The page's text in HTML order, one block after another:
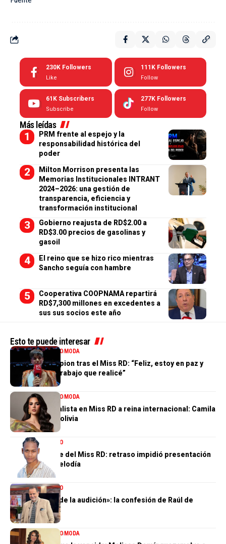
230K Followers
Like
111K Followers
Follow
61K Subscribers
Subscribe
277K Followers
Follow
Más leídas
PRM frente al espejo y la
responsabilidad histórica del
poder
Milton Morrison presenta las
Memorias Institucionales INTRANT
2024–2026: una gestión de
transparencia, eficiencia y
transformación institucional
Gobierno reajusta de RD$2.00 a
RD$3.00 precios de gasolinas y
gasoil
El reino que se hizo rico mientras
Sancho seguía con hambre
Cooperativa COOPNAMA repartirá
RD$7,300 millones en excedentes a
sus sus socios este año
Esto te puede interesar
ENTRETENIMIENTOMODA
Valentina Campion tras el Miss RD: “Feliz, estoy en paz y
orgullosa del trabajo que realicé”
ENTRETENIMIENTOMODA
De tercera finalista en Miss RD a reina internacional: Camila
Issa rumbo a Bolivia
ENTRETENIMIENTO
El gran ausente del Miss RD: retraso impidió presentación
de Dalvin La Melodía
ENTRETENIMIENTO
«Perdí el 85 % de la audición»: la confesión de Raúl de
Molina
ENTRETENIMIENTOMODA